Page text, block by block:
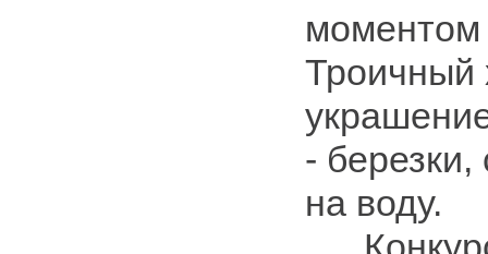
моментом
Троичный
- березки,
на воду.